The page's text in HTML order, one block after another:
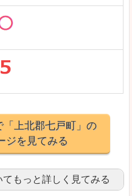
上北郡七戸町」の
ジを見てみる
てもっと詳しく見てみる